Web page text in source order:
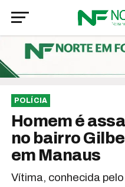
POLÍCIA
Homem é
no bairro
em Manaus
Vítima, conhecida